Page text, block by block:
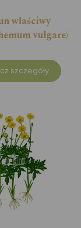
właściwy
vulgare)
szczegóły